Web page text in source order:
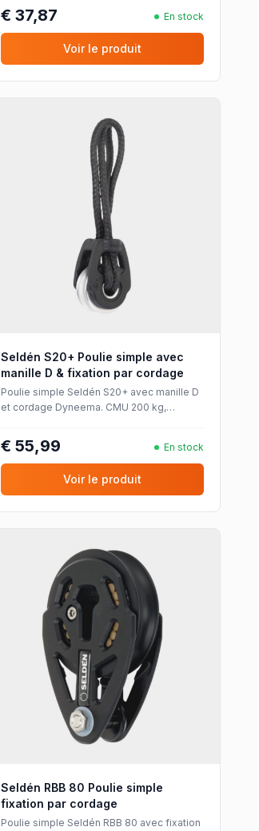
Ø8 mm.
€ 37,87 En stock
Voir le produit
Seldén S20+ Poulie simple avec
manille D & fixation par cordage
Poulie simple Seldén S20+ avec manille D
et cordage Dyneema. CMU 200 kg,
jusqu'à Ø6 mm.
€ 55,99 En stock
Voir le produit
Seldén RBB 80 Poulie simple
fixation par cordage
Poulie simple Seldén RBB 80 avec fixation